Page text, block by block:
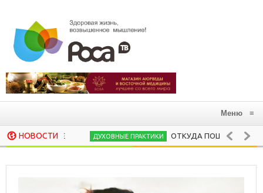
Меню ≡
НОВОСТИ ДУХОВНЫЕ ПРАКТИКИ ОТКУДА ПОШЛА ЙОГА